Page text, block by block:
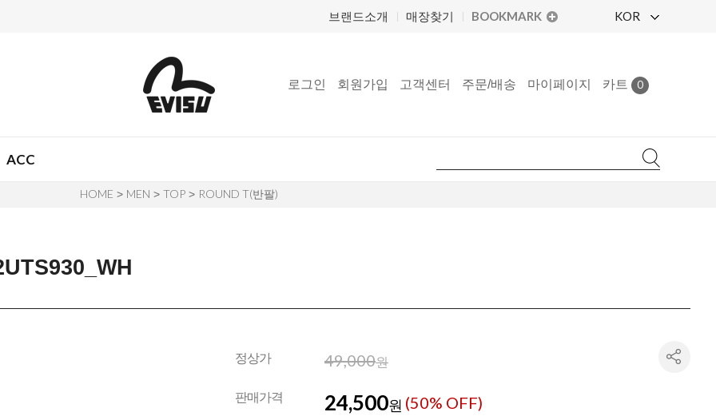
브랜드소개 매장찾기 BOOKMARK KOR
로그인 회원가입 고객센터 주문/배송 마이페이지 카트 0
ACC
HOME > MEN > TOP > ROUND T(반팔)
정상가 49,000원
판매가격 24,500원 (50% OFF)